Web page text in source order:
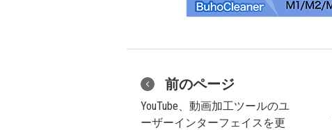
前のページ
YouTube、動画加工ツールのユ
ーザーインターフェイスを更